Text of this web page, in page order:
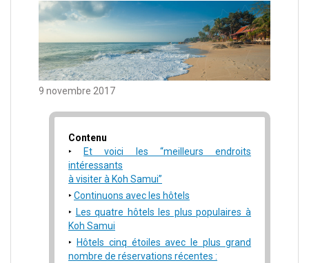
9 novembre 2017
Contenu
Et voici les “meilleurs endroits
intéressants
à visiter à Koh Samui”
Continuons avec les hôtels
Les quatre hôtels les plus populaires à
Koh Samui
Hôtels cinq étoiles avec le plus grand
nombre de réservations récentes :